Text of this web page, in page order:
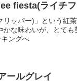
fiesta(ライチ
ッパー)」という紅
な味わいが、とて
ングへ
ールグレイ